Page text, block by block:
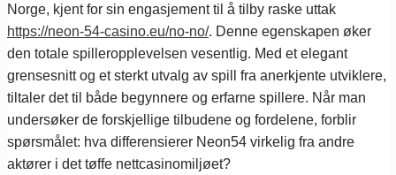
Norge, kjent for sin engasjement til å tilby raske uttak
https://neon-54-casino.eu/no-no/. Denne egenskapen øker
den totale spilleropplevelsen vesentlig. Med et elegant
grensesnitt og et sterkt utvalg av spill fra anerkjente utviklere,
tiltaler det til både begynnere og erfarne spillere. Når man
undersøker de forskjellige tilbudene og fordelene, forblir
spørsmålet: hva differensierer Neon54 virkelig fra andre
aktører i det tøffe nettcasinomiljøet?